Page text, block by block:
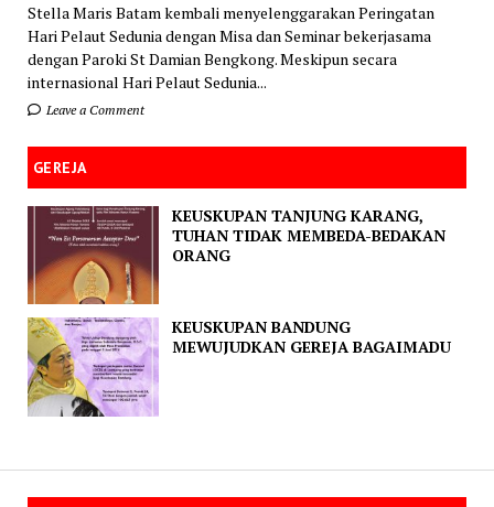
Stella Maris Batam kembali menyelenggarakan Peringatan
Hari Pelaut Sedunia dengan Misa dan Seminar bekerjasama
dengan Paroki St Damian Bengkong. Meskipun secara
internasional Hari Pelaut Sedunia...
Leave a Comment
GEREJA
KEUSKUPAN TANJUNG KARANG,
TUHAN TIDAK MEMBEDA-BEDAKAN
ORANG
KEUSKUPAN BANDUNG
MEWUJUDKAN GEREJA BAGAIMADU